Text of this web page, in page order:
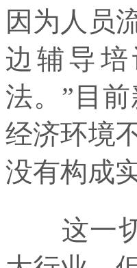
因为人员
边辅导
法。”目
经济环境
没有构成
这一切